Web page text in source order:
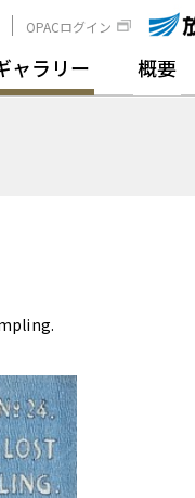
OPACログイン
ャラリー 概要